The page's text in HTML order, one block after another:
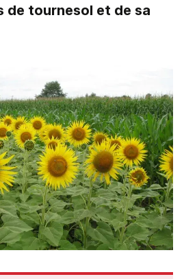
de tournesol et de sa